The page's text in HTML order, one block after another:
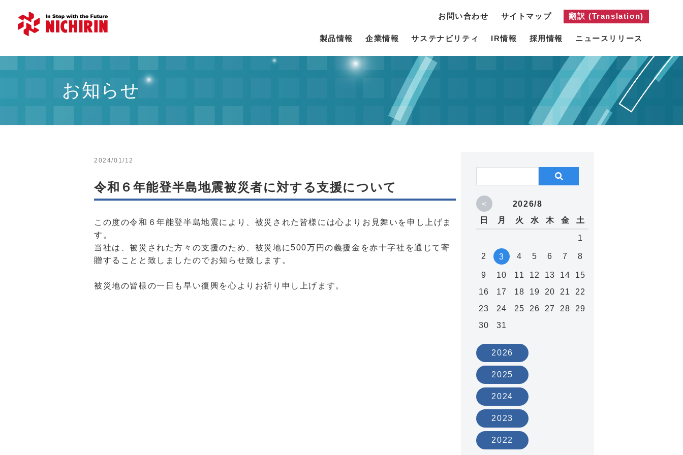
お問い合わせ サイトマップ 翻訳 (Translation)
製品情報 企業情報 サステナビリティ IR情報 採用情報 ニュースリリース
お知らせ
2024/01/12
令和６年能登半島地震被災者に対する支援について
この度の令和６年能登半島地震により、被災された皆様には心よりお見舞いを申し上げま
す。
当社は、被災された方々の支援のため、被災地に500万円の義援金を赤十字社を通じて寄
贈することと致しましたのでお知らせ致します。
被災地の皆様の一日も早い復興を心よりお祈り申し上げます。
<
2026/8
日
月 火 水 木 金 土
1
2 3 4 5 6 7 8
9 10 11 12 13 14
15
16
17 18 19 20 21
22
23
24 25 26 27 28
29
30
31
2026
2025
2024
2023
2022